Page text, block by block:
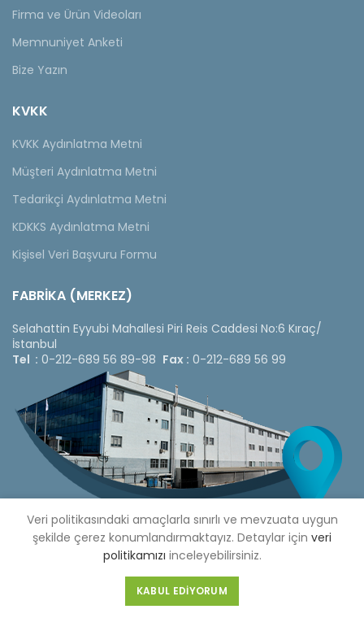
Firma ve Ürün Videoları
Memnuniyet Anketi
Bize Yazın
KVKK
KVKK Aydınlatma Metni
Müşteri Aydınlatma Metni
Tedarikçi Aydınlatma Metni
KDKKS Aydınlatma Metni
Kişisel Veri Başvuru Formu
FABRİKA (MERKEZ)
Selahattin Eyyubi Mahallesi Piri Reis Caddesi No:6 Kıraç/
İstanbul
Tel : 0-212-689 56 89-98 Fax : 0-212-689 56 99
Copyright © 2020 Çetinkaya Pano |Çetinkaya Pano Fiyat
Veri politikasındaki amaçlarla sınırlı ve mevzuata uygun
şekilde çerez konumlandırmaktayız. Detaylar için veri
politikamızı inceleyebilirsiniz.
KABUL EDIYORUM